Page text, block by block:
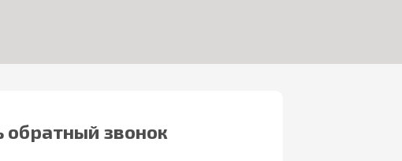
обратный звонок